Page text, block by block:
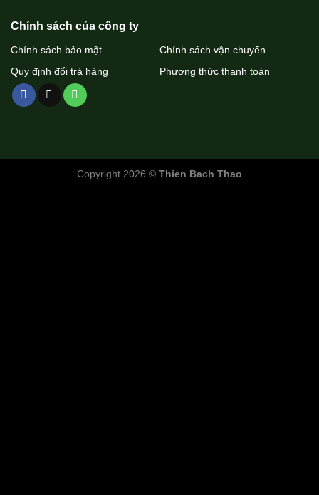
Chính sách của công ty
Chính sách bảo mật
Chính sách vận chuyển
Quy định đổi trả hàng
Phương thức thanh toán
Copyright 2026 © Thien Bach Thao